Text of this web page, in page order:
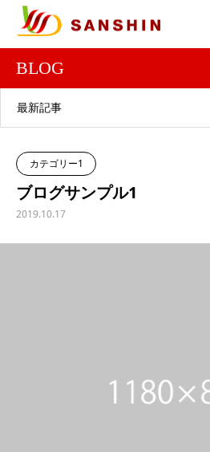
BLOG
最新記事
カテゴリー1
ブログサンプル1
2019.10.17